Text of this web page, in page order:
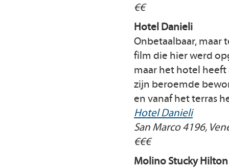
€€
Hotel Danieli
Onbetaalbaar, maar
film die hier werd
maar het hotel
zijn beroemde
en vanaf het terras
Hotel Danieli
San Marco 4196,
€€€
Molino Stucky Hilton